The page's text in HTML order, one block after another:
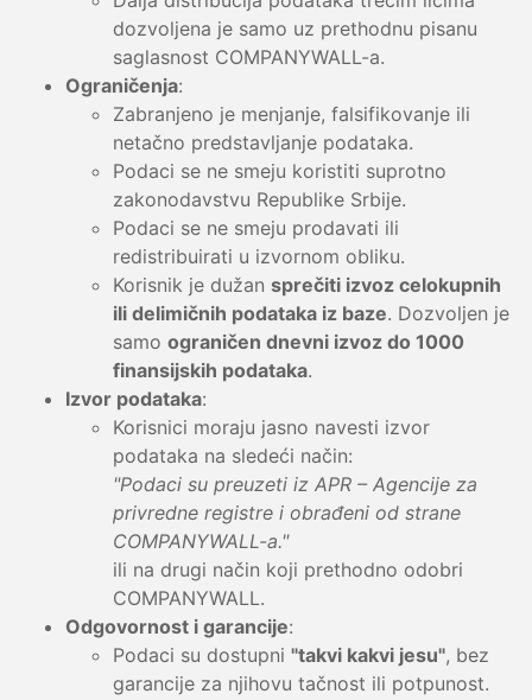
dozvoljena je samo uz prethodnu pisanu
saglasnost COMPANYWALL-a.
Ograničenja:
Zabranjeno je menjanje, falsifikovanje ili
netačno predstavljanje podataka.
Podaci se ne smeju koristiti suprotno
zakonodavstvu Republike Srbije.
Podaci se ne smeju prodavati ili
redistribuirati u izvornom obliku.
Korisnik je dužan sprečiti izvoz celokupnih
ili delimičnih podataka iz baze. Dozvoljen je
samo ograničen dnevni izvoz do 1000
finansijskih podataka.
Izvor podataka:
Korisnici moraju jasno navesti izvor
podataka na sledeći način:
"Podaci su preuzeti iz APR – Agencije za
privredne registre i obrađeni od strane
COMPANYWALL-a."
ili na drugi način koji prethodno odobri
COMPANYWALL.
Odgovornost i garancije:
Podaci su dostupni "takvi kakvi jesu", bez
garancije za njihovu tačnost ili potpunost.